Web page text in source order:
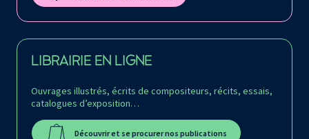
LIBRAIRIE EN LIGNE
Ouvrages illustrés, écrits de compositeurs, récits, essais,
catalogues d’exposition…
Découvrir et se procurer nos publications